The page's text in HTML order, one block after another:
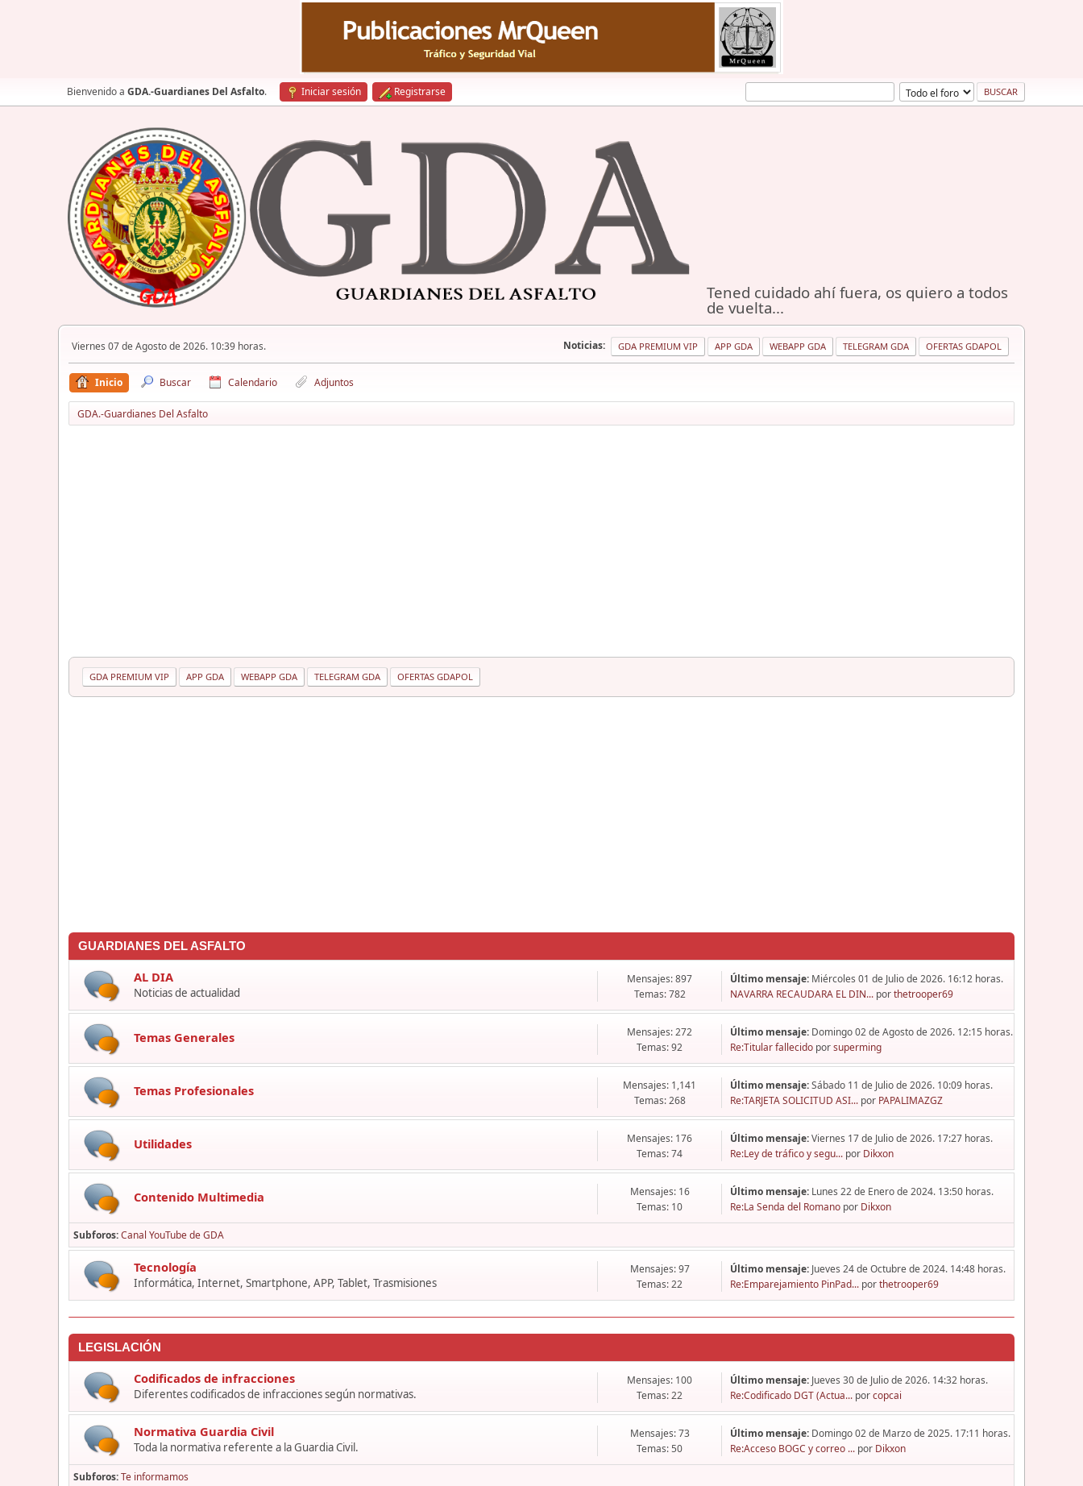
Bienvenido a GDA.-Guardianes Del Asfalto. Iniciar sesión Registrarse
Tened cuidado ahí fuera, os quiero a todos
de vuelta...
Viernes 07 de Agosto de 2026. 10:39 horas. Noticias: GDA PREMIUM VIP APP GDA WEBAPP GDA TELEGRAM GDA OFERTAS GDAPOL
Inicio Buscar Calendario Adjuntos
GDA.-Guardianes Del Asfalto
GDA PREMIUM VIP APP GDA WEBAPP GDA TELEGRAM GDA OFERTAS GDAPOL
GUARDIANES DEL ASFALTO
AL DIA
Noticias de actualidad
Mensajes: 897
Temas: 782
Último mensaje: Miércoles 01 de Julio de 2026. 16:12 horas.
NAVARRA RECAUDARA EL DIN... porthetrooper69
Temas Generales
Mensajes: 272
Temas: 92
Último mensaje: Domingo 02 de Agosto de 2026. 12:15 horas.
Re:Titular fallecido porsuperming
Temas Profesionales
Mensajes: 1,141
Temas: 268
Último mensaje:Sábado 11 de Julio de 2026. 10:09 horas.
Re:TARJETA SOLICITUD ASI... por PAPALIMAZGZ
Utilidades
Mensajes: 176
Temas: 74
Último mensaje:Viernes 17 de Julio de 2026. 17:27 horas.
Re:Ley de tráfico y segu... por Dikxon
Contenido Multimedia
Mensajes: 16
Temas: 10
Último mensaje: Lunes 22 de Enero de 2024. 13:50 horas.
Re:La Senda del Romano por Dikxon
Subforos Canal YouTube de GDA
Tecnología
Informática, Internet, Smartphone, APP, Tablet, Trasmisiones
Mensajes: 97
Temas: 22
Último mensaje: Jueves 24 de Octubre de 2024. 14:48 horas.
Re:Emparejamiento PinPad... porthetrooper69
LEGISLACIÓN
Codificados de infracciones
Diferentes codificados de infracciones según normativas.
Mensajes: 100
Temas: 22
Último mensaje: Jueves 30 de Julio de 2026. 14:32 horas.
Re:Codificado DGT (Actua... porcopcai
Normativa Guardia Civil
Toda la normativa referente a la Guardia Civil.
Mensajes: 73
Temas: 50
Último mensaje: Domingo 02 de Marzo de 2025. 17:11 horas.
Re:Acceso BOGC y correo ... por Dikxon
Subforos Te informamos